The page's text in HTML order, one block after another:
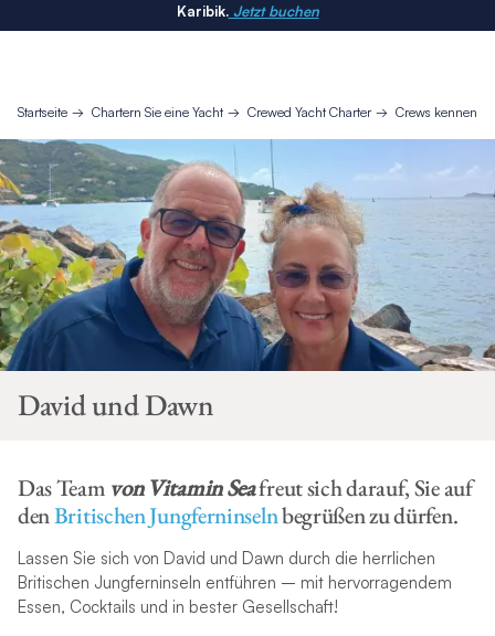
Karibik.Jetzt buchen
Startseite Chartern Sie eine Yacht Crewed Yacht Charter Crews
David und Dawn
Das Team von Vitamin Seafreut sich darauf, Sie auf
denBritischen Jungferninselnbegrüßen zu dürfen.
Lassen Sie sich von David und Dawn durch die herrlichen
Britischen Jungferninseln entführen – mit hervorragendem
Essen, Cocktails und in bester Gesellschaft!